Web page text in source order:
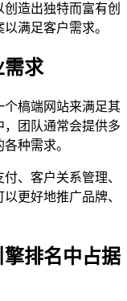
造出独特而富有创
满足客户需求。
需求
个槁端网站来满足其
团队通常会提供多
种需求。
、客户关系管理、
更好地推广品牌、
排名中占据